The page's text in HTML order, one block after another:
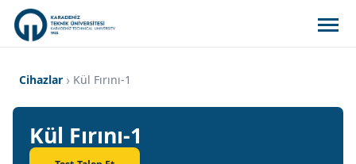
Cihazlar Kül Fırını-1
Kül Fırını-1